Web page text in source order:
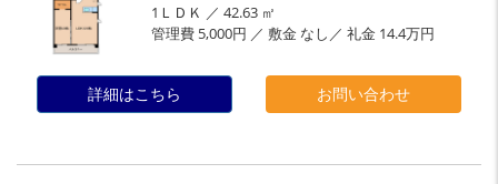
1ＬＤＫ ／ 42.63 ㎡
管理費 5,000円 ／ 敷金 なし／ 礼金 14.4万円
詳細はこちら お問い合わせ